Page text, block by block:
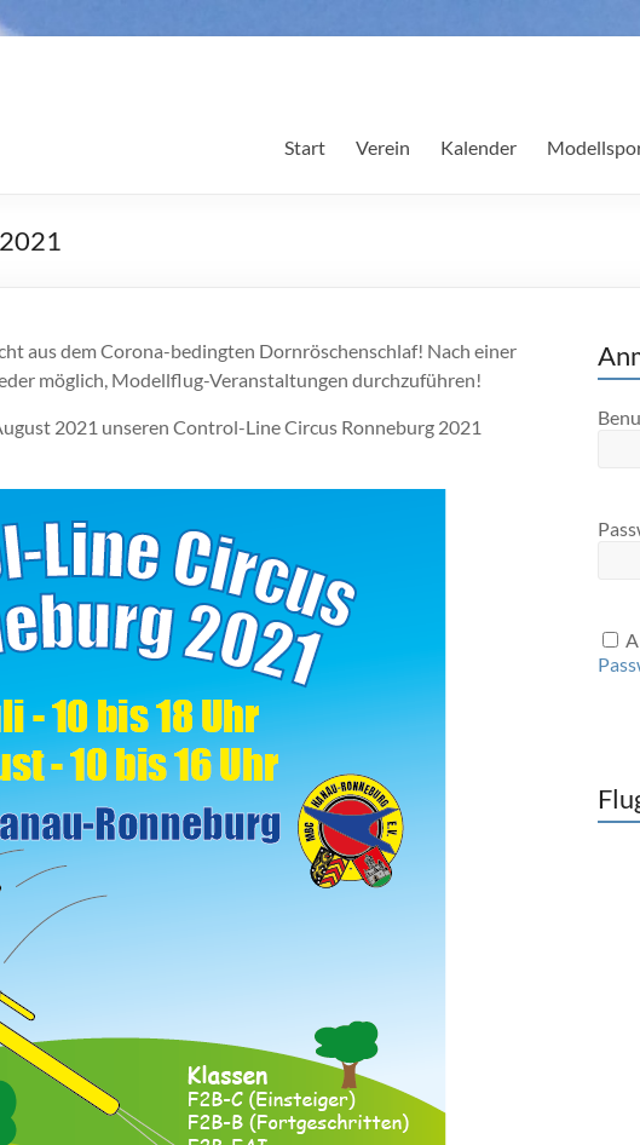
Start Verein Kalender
aus dem Corona-bedingten Dornröschenschlaf! Nach einer
möglich, Modellflug-Veranstaltungen durchzuführen!
2021 unseren Control-Line Circus Ronneburg 2021